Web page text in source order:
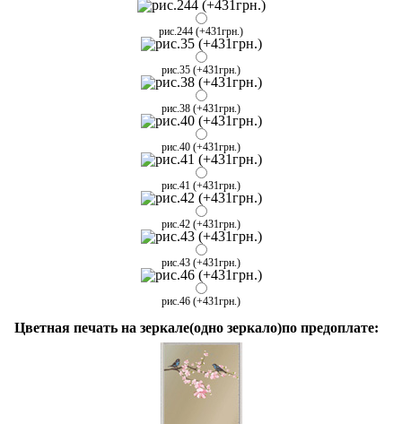
рис.244 (+431грн.)
рис.35 (+431грн.)
рис.38 (+431грн.)
рис.40 (+431грн.)
рис.41 (+431грн.)
рис.42 (+431грн.)
рис.43 (+431грн.)
рис.46 (+431грн.)
Цветная печать на зеркале(одно зеркало)по предоплате: